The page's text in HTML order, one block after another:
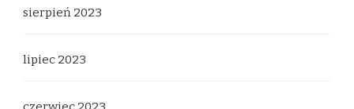
sierpień 2023
lipiec 2023